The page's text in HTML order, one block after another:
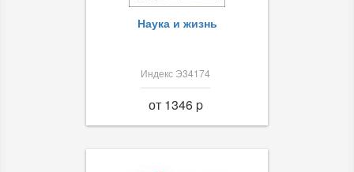
Наука и жизнь
Индекс Э34174
от 1346 p